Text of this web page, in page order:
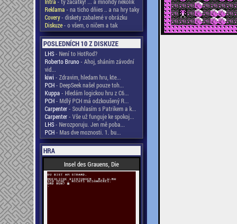
Reklama - na ticho dňies .. a na hry taky
Covery- diskety zabalené v obrázku
Diskuze- o všem, o ničem a tak
POSLEDNÍCH 10 Z DISKUZE
LHS- Není to HotRod?
Roberto Bruno- Ahoj, sháním závodní
vid...
kiwi - Zdravim, hledam hru, kte...
PCH- DeepSeek našel pouze toh...
Kuppa - Hledám logickou hru z C6...
PCH- Mdlý PCH má odzkoušený R...
Carpenter- Souhlasím s Patrikem a k...
Carpenter- Vše už funguje ke spokoj...
LHS- Nerozporuju. Jen mě poba...
PCH- Mas dve moznosti. 1. bu...
HRA
Insel des Grauens, Die